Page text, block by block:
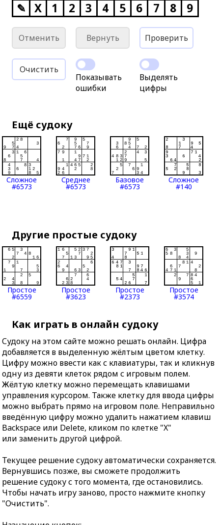
✎ X 1 2 3 4 5 6 7 8 9
Отменить Вернуть Проверить
Очистить
Показывать
ошибки
Выделять
цифры
Ещё судоку
Сложное
#6573
Среднее
#6573
Базовое
#6573
Сложное
#140
Другие простые судоку
Простое
#6559
Простое
#3623
Простое
#2373
Простое
#3574
Как играть в онлайн судоку
Судоку на этом сайте можно решать онлайн. Цифра
добавляется в выделенную жёлтым цветом клетку.
Цифру можно ввести как с клавиатуры, так и кликнув
одну из девяти клеток рядом с игровым полем.
Жёлтую клетку можно перемещать клавишами
управления курсором. Также клетку для ввода цифры
можно выбрать прямо на игровом поле. Неправильно
введённую цифру можно удалить нажатием клавиш
Backspace или Delete, кликом по клетке "X"
или заменить другой цифрой.
Текущее решение судоку автоматически сохраняется.
Вернувшись позже, вы сможете продолжить
решение судоку с того момента, где остановились.
Чтобы начать игру заново, просто нажмите кнопку
"Очистить".